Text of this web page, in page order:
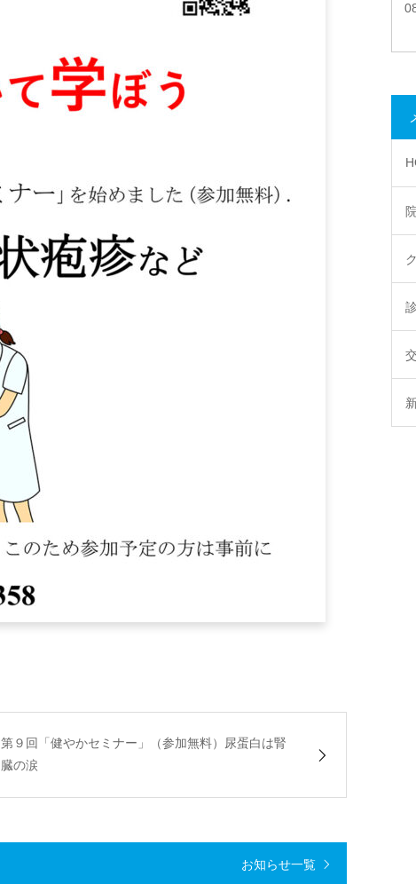
第９回「健やかセミナー」（参加無料）尿蛋白は腎
臓の涙
お知らせ一覧